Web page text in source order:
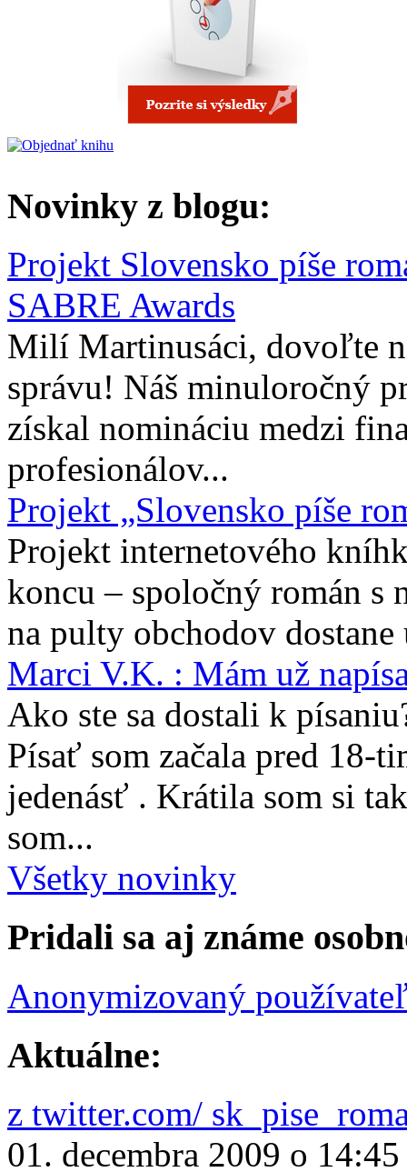
Novinky z blogu:
Projekt Slovensko píše
SABRE Awards
Milí Martinusáci, dovoľte
správu! Náš minuloročný
získal nomináciu medzi
profesionálov...
Projekt „Slovensko píše
Projekt internetového
koncu – spoločný román s
na pulty obchodov
Marci V.K. : Mám už
Ako ste sa dostali k
Písať som začala pred 18-
jedenásť . Krátila som si
som...
Všetky novinky
Pridali sa aj známe
Anonymizovaný
Aktuálne:
z twitter.com/
01. decembra 2009 o 14:45